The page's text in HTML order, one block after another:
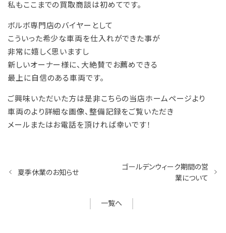
私もここまでの買取商談は初めてです。
ボルボ専門店のバイヤーとして
こういった希少な車両を仕入れができた事が
非常に嬉しく思いますし
新しいオーナー様に、大絶賛でお薦めできる
最上に自信のある車両です。
ご興味いただいた方は是非こちらの当店ホームページより
車両のより詳細な画像、整備記録をご覧いただき
メールまたはお電話を頂ければ幸いです！
夏季休業のお知らせ
一覧へ
ゴールデンウィーク期間の営
業について